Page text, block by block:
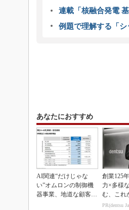
連載「核融合発電
例題で理解する「シ
あなたにおすすめ
AI関連“だけじゃな
い”オムロンの制御機
器事業、地道な顧客基
創業125
力×多様
む、これ
PR(dentsu